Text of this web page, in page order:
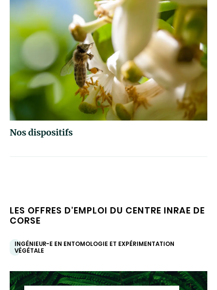
Nos dispositifs
LES OFFRES D'EMPLOI DU CENTRE INRAE DE
CORSE
INGÉNIEUR-E EN ENTOMOLOGIE ET EXPÉRIMENTATION
VÉGÉTALE